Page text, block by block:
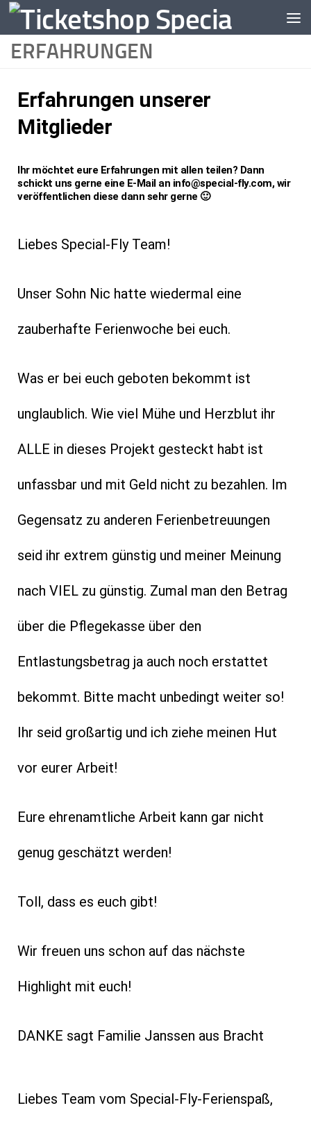
Zum Inhalt springen
ERFAHRUNGEN
Erfahrungen unserer
Mitglieder
Ihr möchtet eure Erfahrungen mit allen teilen? Dann
schickt uns gerne eine E-Mail an info@special-fly.com, wir
veröffentlichen diese dann sehr gerne 🙂
Liebes Special-Fly Team!
Unser Sohn Nic hatte wiedermal eine
zauberhafte Ferienwoche bei euch.
Was er bei euch geboten bekommt ist
unglaublich. Wie viel Mühe und Herzblut ihr
ALLE in dieses Projekt gesteckt habt ist
unfassbar und mit Geld nicht zu bezahlen. Im
Gegensatz zu anderen Ferienbetreuungen
seid ihr extrem günstig und meiner Meinung
nach VIEL zu günstig. Zumal man den Betrag
über die Pflegekasse über den
Entlastungsbetrag ja auch noch erstattet
bekommt. Bitte macht unbedingt weiter so!
Ihr seid großartig und ich ziehe meinen Hut
vor eurer Arbeit!
Eure ehrenamtliche Arbeit kann gar nicht
genug geschätzt werden!
Toll, dass es euch gibt!
Wir freuen uns schon auf das nächste
Highlight mit euch!
DANKE sagt Familie Janssen aus Bracht
Liebes Team vom Special-Fly-Ferienspaß,